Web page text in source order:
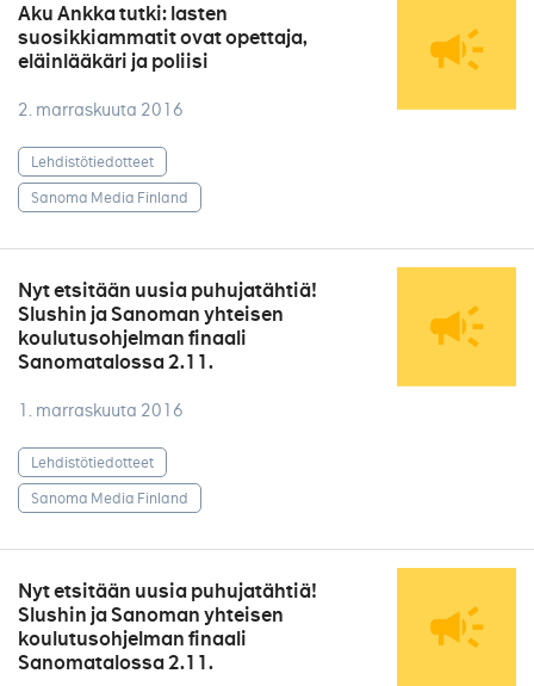
Aku Ankka tutki: lasten
suosikkiammatit ovat opettaja,
eläinlääkäri ja poliisi
2. marraskuuta 2016
Lehdistötiedotteet
Sanoma Media Finland
Nyt etsitään uusia puhujatähtiä!
Slushin ja Sanoman yhteisen
koulutusohjelman finaali
Sanomatalossa 2.11.
1. marraskuuta 2016
Lehdistötiedotteet
Sanoma Media Finland
Nyt etsitään uusia puhujatähtiä!
Slushin ja Sanoman yhteisen
koulutusohjelman finaali
Sanomatalossa 2.11.